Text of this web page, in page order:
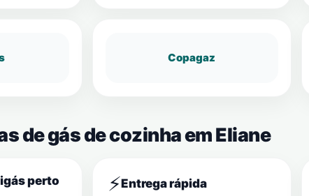
Copagaz
de gás de cozinha em Eliane
perto
⚡Entrega rápida